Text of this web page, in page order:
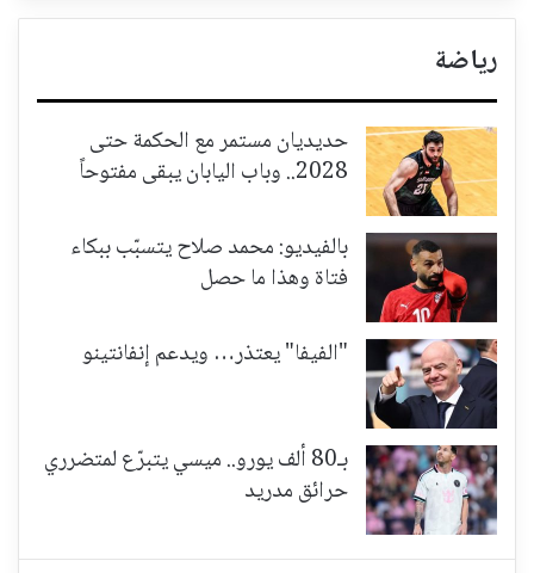
رياضة
حديديان مستمر مع الحكمة حتى
2028.. وباب اليابان يبقى مفتوحاً
بالفيديو: محمد صلاح يتسبّب ببكاء
فتاة وهذا ما حصل
"الفيفا" يعتذر… ويدعم إنفانتينو
بـ80 ألف يورو.. ميسي يتبرّع لمتضرري
حرائق مدريد